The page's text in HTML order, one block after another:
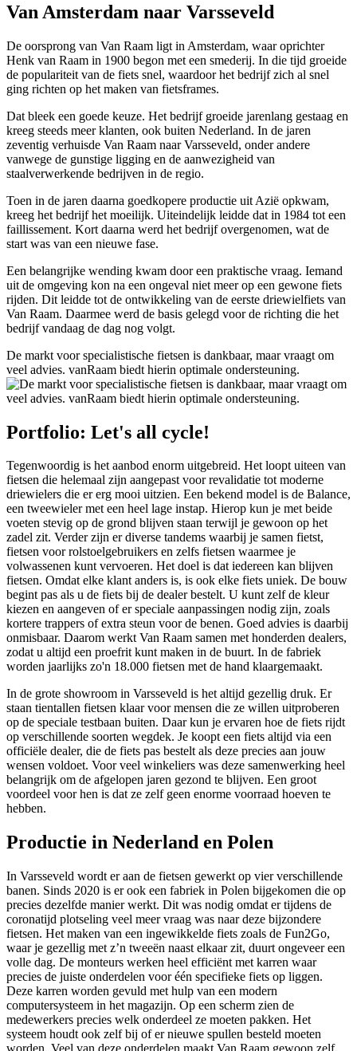
Van Amsterdam naar Varsseveld
De oorsprong van Van Raam ligt in Amsterdam, waar oprichter
Henk van Raam in 1900 begon met een smederij. In die tijd groeide
de populariteit van de fiets snel, waardoor het bedrijf zich al snel
ging richten op het maken van fietsframes.
Dat bleek een goede keuze. Het bedrijf groeide jarenlang gestaag en
kreeg steeds meer klanten, ook buiten Nederland. In de jaren
zeventig verhuisde Van Raam naar Varsseveld, onder andere
vanwege de gunstige ligging en de aanwezigheid van
staalverwerkende bedrijven in de regio.
Toen in de jaren daarna goedkopere productie uit Azië opkwam,
kreeg het bedrijf het moeilijk. Uiteindelijk leidde dat in 1984 tot een
faillissement. Kort daarna werd het bedrijf overgenomen, wat de
start was van een nieuwe fase.
Een belangrijke wending kwam door een praktische vraag. Iemand
uit de omgeving kon na een ongeval niet meer op een gewone fiets
rijden. Dit leidde tot de ontwikkeling van de eerste driewielfiets van
Van Raam. Daarmee werd de basis gelegd voor de richting die het
bedrijf vandaag de dag nog volgt.
De markt voor specialistische fietsen is dankbaar, maar vraagt om
veel advies. vanRaam biedt hierin optimale ondersteuning.
Portfolio: Let's all cycle!
Tegenwoordig is het aanbod enorm uitgebreid. Het loopt uiteen van
fietsen die helemaal zijn aangepast voor revalidatie tot moderne
driewielers die er erg mooi uitzien. Een bekend model is de Balance,
een tweewieler met een heel lage instap. Hierop kun je met beide
voeten stevig op de grond blijven staan terwijl je gewoon op het
zadel zit. Verder zijn er diverse tandems waarbij je samen fietst,
fietsen voor rolstoelgebruikers en zelfs fietsen waarmee je
volwassenen kunt vervoeren. Het doel is dat iedereen kan blijven
fietsen. Omdat elke klant anders is, is ook elke fiets uniek. De bouw
begint pas als u de fiets bij de dealer bestelt. U kunt zelf de kleur
kiezen en aangeven of er speciale aanpassingen nodig zijn, zoals
kortere trappers of extra steun voor de benen. Goed advies is daarbij
onmisbaar. Daarom werkt Van Raam samen met honderden dealers,
zodat u altijd een proefrit kunt maken in de buurt. In de fabriek
worden jaarlijks zo'n 18.000 fietsen met de hand klaargemaakt.
In de grote showroom in Varsseveld is het altijd gezellig druk. Er
staan tientallen fietsen klaar voor mensen die ze willen uitproberen
op de speciale testbaan buiten. Daar kun je ervaren hoe de fiets rijdt
op verschillende soorten wegdek. Je koopt een fiets altijd via een
officiële dealer, die de fiets pas bestelt als deze precies aan jouw
wensen voldoet. Voor veel winkeliers was deze samenwerking heel
belangrijk om de afgelopen jaren gezond te blijven. Een groot
voordeel voor hen is dat ze zelf geen enorme voorraad hoeven te
hebben.
Productie in Nederland en Polen
In Varsseveld wordt er aan de fietsen gewerkt op vier verschillende
banen. Sinds 2020 is er ook een fabriek in Polen bijgekomen die op
precies dezelfde manier werkt. Dit was nodig omdat er tijdens de
coronatijd plotseling veel meer vraag was naar deze bijzondere
fietsen. Het maken van een ingewikkelde fiets zoals de Fun2Go,
waar je gezellig met z’n tweeën naast elkaar zit, duurt ongeveer een
volle dag. De monteurs werken heel efficiënt met karren waar
precies de juiste onderdelen voor één specifieke fiets op liggen.
Deze karren worden gevuld met hulp van een modern
computersysteem in het magazijn. Op een scherm zien de
medewerkers precies welk onderdeel ze moeten pakken. Het
systeem houdt ook zelf bij of er nieuwe spullen besteld moeten